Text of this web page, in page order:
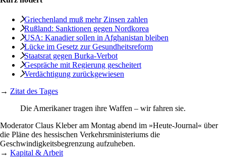
Griechenland muß mehr Zinsen zahlen
Rußland: Sanktionen ­gegen Nordkorea
USA: Kanadier sollen in ­Afghanistan bleiben
Lücke im Gesetz zur Gesundheitsreform
Staatsrat gegen Burka-Verbot
Gespräche mit Regierung gescheitert
Verdächtigung zurückgewiesen
→ Zitat des Tages
Die Amerikaner tragen ihre Waffen – wir fahren sie.
Moderator Claus Kleber am Montag abend im »Heute-Journal« über
die Pläne des hessischen Verkehrsministeriums die
Geschwindigkeitsbegrenzung aufzuheben.
→ Kapital & Arbeit